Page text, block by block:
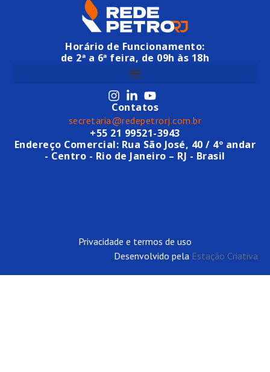
Horário de Funcionamento:
de 2ª a 6ª feira, de 09h às 18h
Contatos
secretaria@redepetrorj.com.br
+55 21 99521-3943
Endereço Comercial: Rua São José, 40 / 4º andar
- Centro - Rio de Janeiro – RJ - Brasil
Privacidade e termos de uso
Desenvolvido pela Estação Criativa